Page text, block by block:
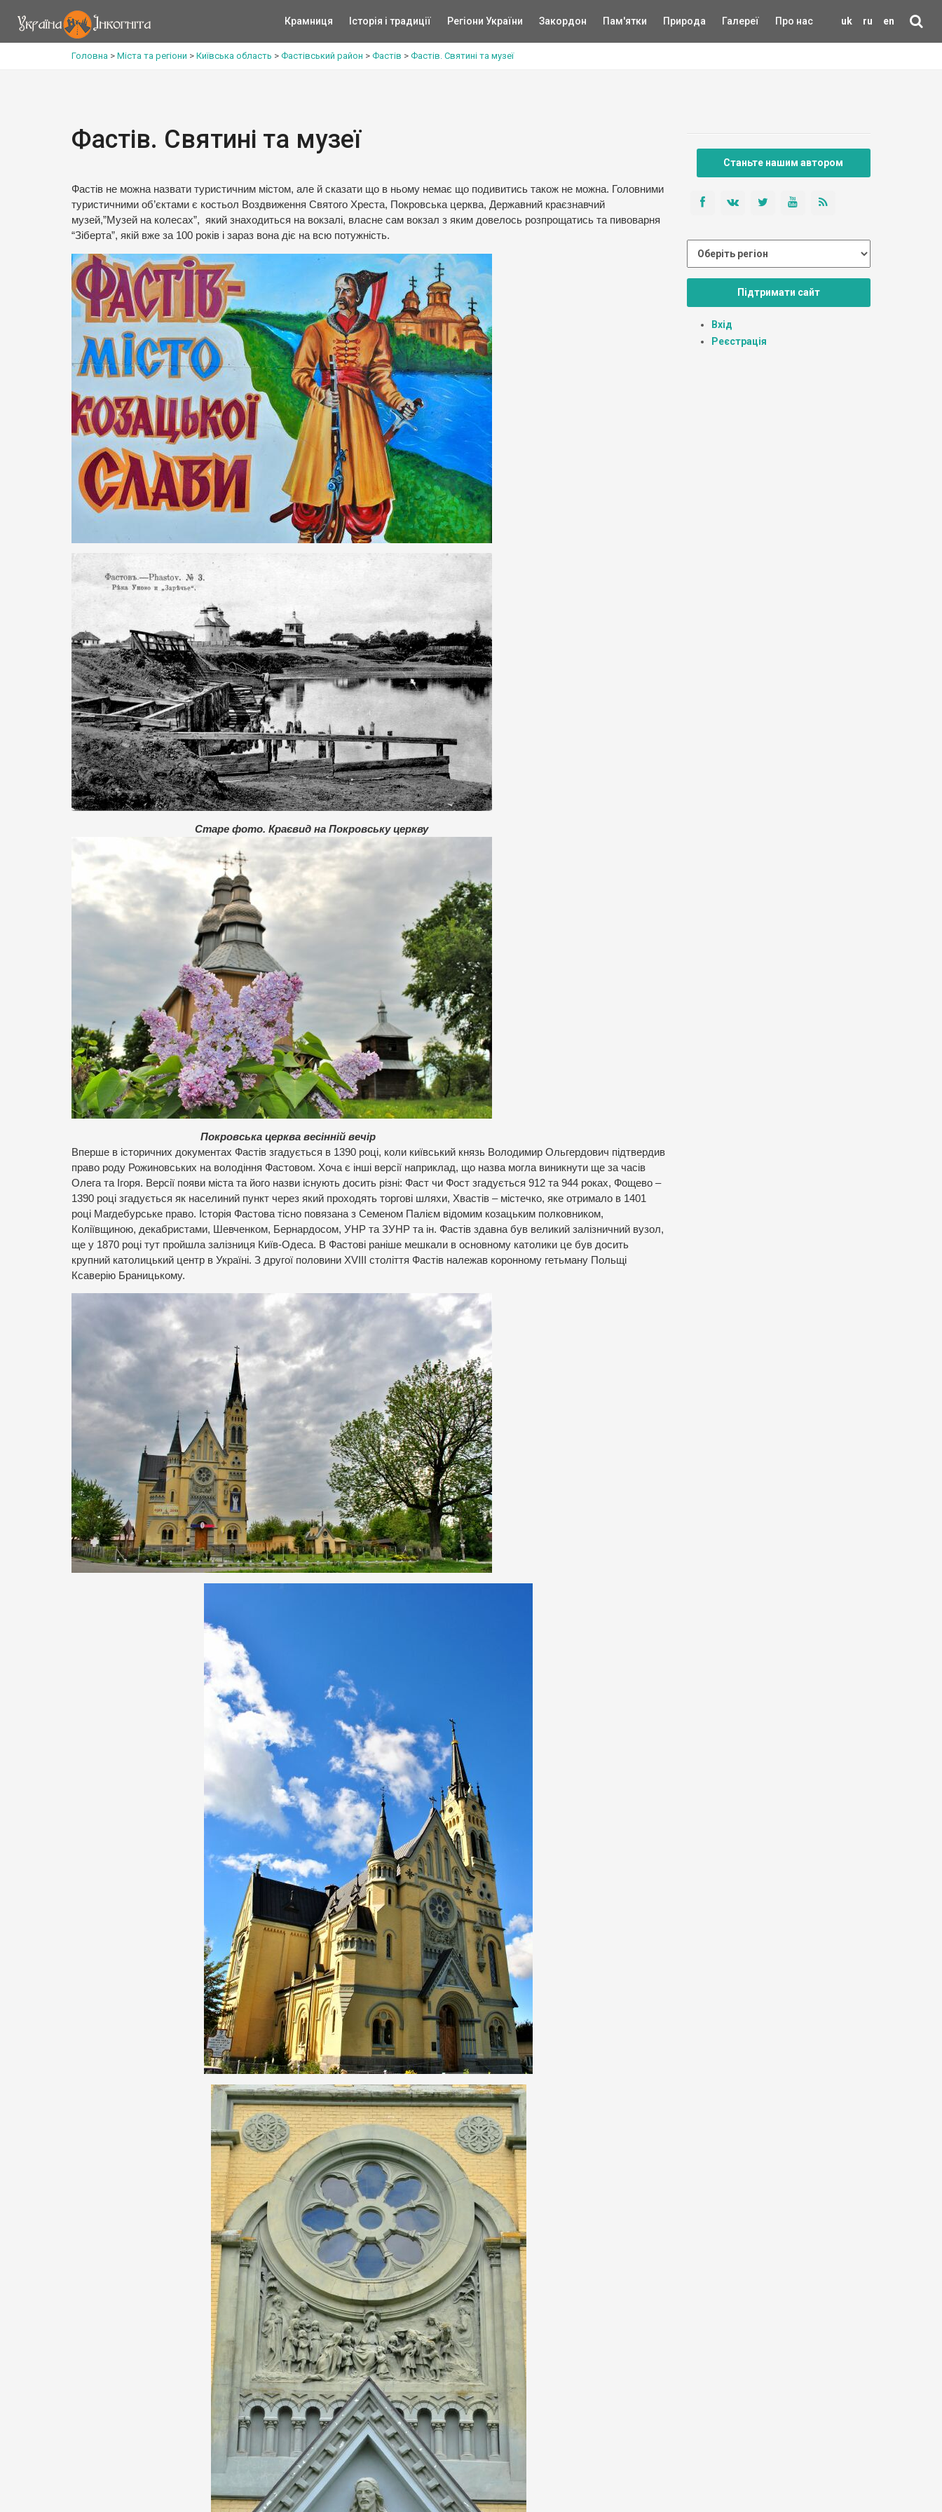
uk ru en
Крамниця Історія і традиції Регіони України Закордон Пам'ятки Природа Галереї Про нас
Головна > Міста та регіони > Київська область > Фастівський район > Фастів > Фастів. Святині та музеї
Фастів. Святині та музеї
Фастів не можна назвати туристичним містом, але й сказати що в ньому немає що подивитись також не можна. Головними
туристичними об’єктами є костьол Воздвиження Святого Хреста, Покровська церква, Державний краєзнавчий
музей,”Музей на колесах”, який знаходиться на вокзалі, власне сам вокзал з яким довелось розпрощатись та пивоварня
“Зіберта”, якій вже за 100 років і зараз вона діє на всю потужність.
Старе фото. Краєвид на Покровську церкву
Покровська церква весінній вечір
Вперше в історичних документах Фастів згадується в 1390 році, коли київський князь Володимир Ольгердович підтвердив
право роду Рожиновських на володіння Фастовом. Хоча є інші версії наприклад, що назва могла виникнути ще за часів
Олега та Ігоря. Версії появи міста та його назви існують досить різні: Фаст чи Фост згадується 912 та 944 роках, Фощево –
1390 році згадується як населиний пункт через який проходять торгові шляхи, Хвастів – містечко, яке отримало в 1401
році Магдебурське право. Історія Фастова тісно повязана з Семеном Палієм відомим козацьким полковником,
Коліївщиною, декабристами, Шевченком, Бернардосом, УНР та ЗУНР та ін. Фастів здавна був великий залізничний вузол,
ще у 1870 році тут пройшла залізниця Київ-Одеса. В Фастові раніше мешкали в основному католики це був досить
крупний католицький центр в Україні. З другої половини ХVIII століття Фастів належав коронному гетьману Польщі
Ксаверію Браницькому.
Станьте нашим автором
Підтримати сайт
Вхід
Реєстрація